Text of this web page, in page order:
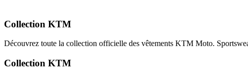
Collection KTM
Découvrez toute la collection officielle des vêtements KTM Moto.
Collection KTM